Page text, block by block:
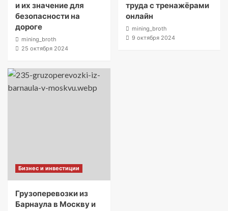
и их значение для
безопасности на
дороге
mining_broth
25 октября 2024
труда с тренажёрами
онлайн
mining_broth
9 октября 2024
Бизнес и инвестиции
Грузоперевозки из
Барнаула в Москву и